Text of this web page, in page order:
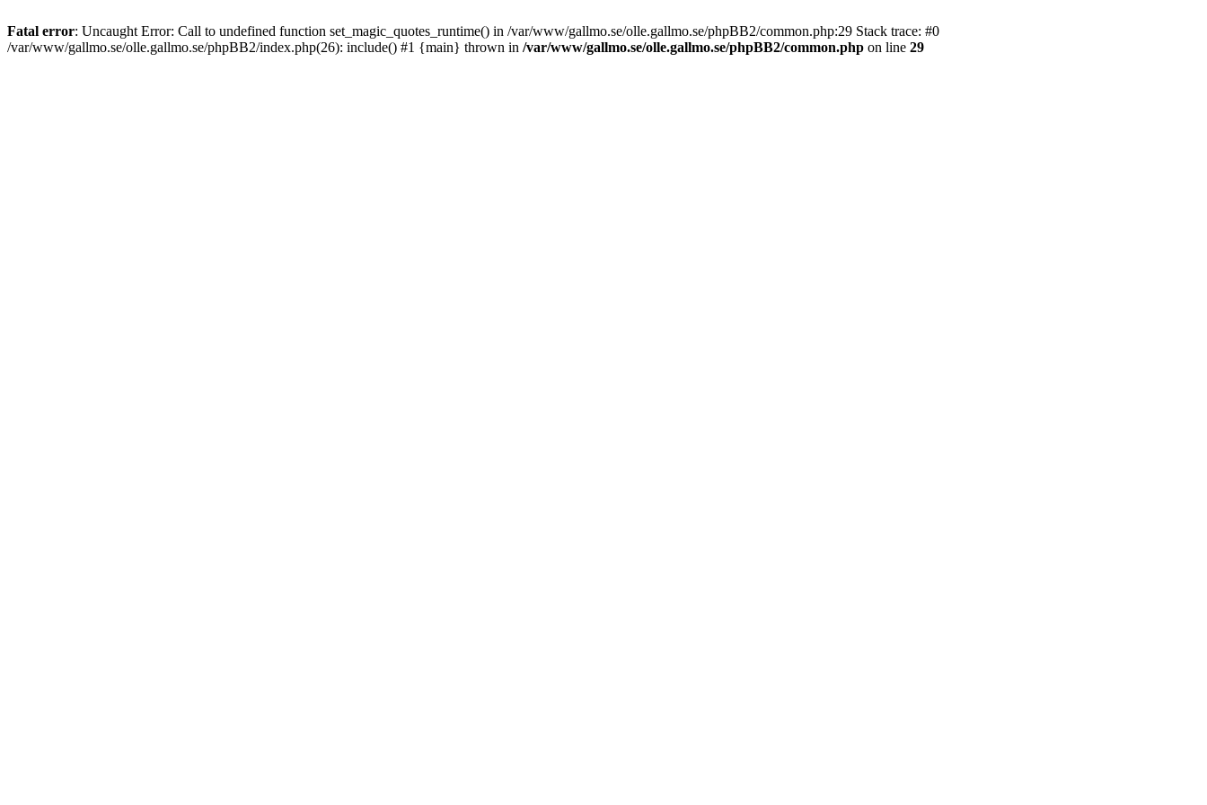
Fatal error: Uncaught Error: Call to undefined function set_magic_quotes_runtime() in /var/www/gallmo.se/olle.gallmo.se/phpBB2/common.php:29 Stack trace: #0
/var/www/gallmo.se/olle.gallmo.se/phpBB2/index.php(26): include() #1 {main} thrown in /var/www/gallmo.se/olle.gallmo.se/phpBB2/common.php on line 29